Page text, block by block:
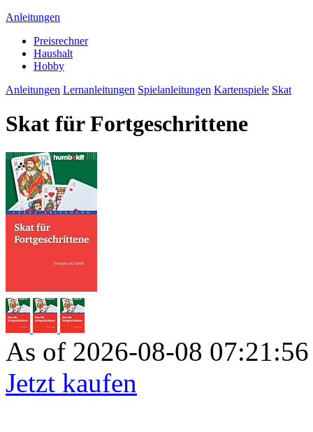
Anleitungen
Preisrechner
Haushalt
Hobby
Anleitungen Lernanleitungen Spielanleitungen Kartenspiele Skat
Skat für Fortgeschrittene
As of 2026-08-08
Jetzt kaufen